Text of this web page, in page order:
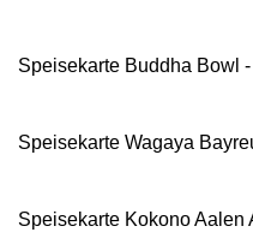
Speisekarte Buddha Bowl
Speisekarte Wagaya
Speisekarte Kokono Aalen